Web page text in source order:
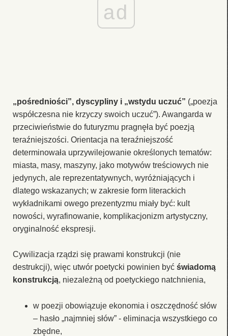
ad
„pośredniości”, dyscypliny i „wstydu uczuć” („poezja
współczesna nie krzyczy swoich uczuć”). Awangarda w
przeciwieństwie do futuryzmu pragnęła być poezją
teraźniejszości. Orientacja na teraźniejszość
determinowała uprzywilejowanie określonych tematów:
miasta, masy, maszyny, jako motywów treściowych nie
jedynych, ale reprezentatywnych, wyróżniających i
dlatego wskazanych; w zakresie form literackich
wykładnikami owego prezentyzmu miały być: kult
nowości, wyrafinowanie, komplikacjonizm artystyczny,
oryginalność ekspresji.
Cywilizacja rządzi się prawami konstrukcji (nie
destrukcji), więc utwór poetycki powinien być świadomą
konstrukcją, niezależną od poetyckiego natchnienia,
w poezji obowiązuje ekonomia i oszczędność słów
– hasło „najmniej słów” - eliminacja wszystkiego co
zbędne,